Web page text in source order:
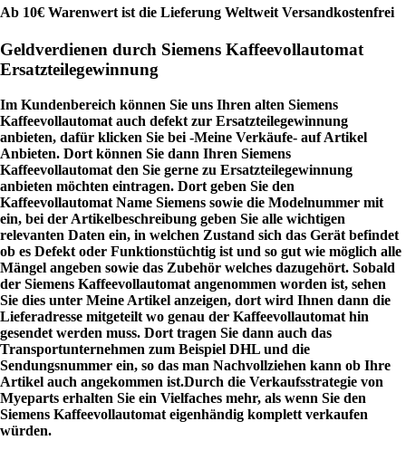
Ab 10€ Warenwert ist die Lieferung Weltweit Versandkostenfrei
Geldverdienen durch Siemens Kaffeevollautomat
Ersatzteilegewinnung
Im Kundenbereich können Sie uns Ihren alten Siemens
Kaffeevollautomat auch defekt zur Ersatzteilegewinnung
anbieten, dafür klicken Sie bei -Meine Verkäufe- auf Artikel
Anbieten. Dort können Sie dann Ihren Siemens
Kaffeevollautomat den Sie gerne zu Ersatzteilegewinnung
anbieten möchten eintragen. Dort geben Sie den
Kaffeevollautomat Name Siemens sowie die Modelnummer mit
ein, bei der Artikelbeschreibung geben Sie alle wichtigen
relevanten Daten ein, in welchen Zustand sich das Gerät befindet
ob es Defekt oder Funktionstüchtig ist und so gut wie möglich alle
Mängel angeben sowie das Zubehör welches dazugehört. Sobald
der Siemens Kaffeevollautomat angenommen worden ist, sehen
Sie dies unter Meine Artikel anzeigen, dort wird Ihnen dann die
Lieferadresse mitgeteilt wo genau der Kaffeevollautomat hin
gesendet werden muss. Dort tragen Sie dann auch das
Transportunternehmen zum Beispiel DHL und die
Sendungsnummer ein, so das man Nachvollziehen kann ob Ihre
Artikel auch angekommen ist.Durch die Verkaufsstrategie von
Myeparts erhalten Sie ein Vielfaches mehr, als wenn Sie den
Siemens Kaffeevollautomat eigenhändig komplett verkaufen
würden.